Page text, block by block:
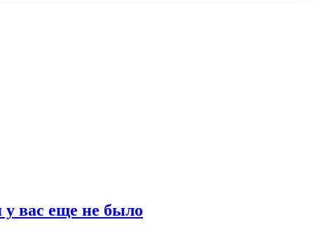
у вас еще не было